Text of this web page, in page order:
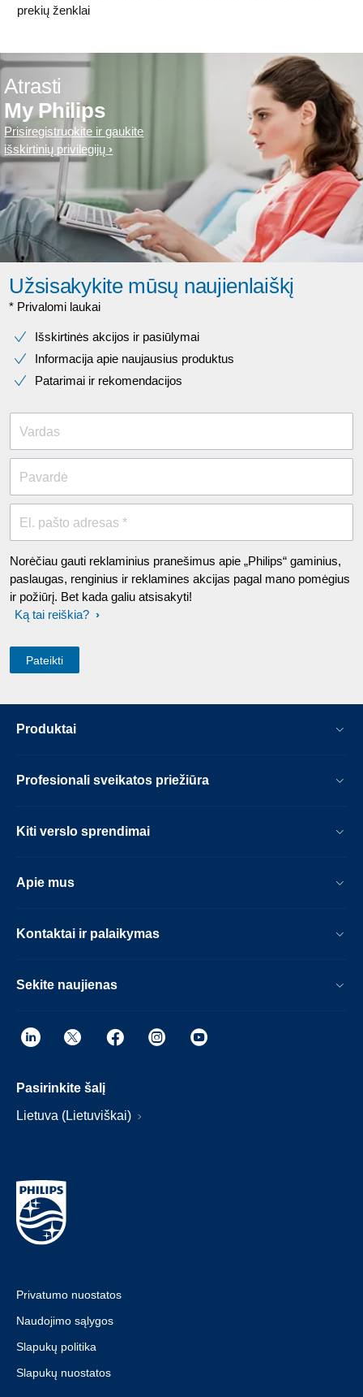
prekių ženklai
Atrasti
My Philips
Prisiregistruokite ir gaukite
išskirtinių privilegijų
Užsisakykite mūsų naujienlaiškį
* Privalomi laukai​
Išskirtinės akcijos ir pasiūlymai
Informacija apie naujausius produktus
Patarimai ir rekomendacijos
Vardas
Pavardė
El. pašto adresas *
Norėčiau gauti reklaminius pranešimus apie „Philips“ gaminius,
paslaugas, renginius ir reklamines akcijas pagal mano pomėgius
ir požiūrį. Bet kada galiu atsisakyti!
Ką tai reiškia?
Produktai
Profesionali sveikatos priežiūra
Kiti verslo sprendimai
Apie mus
Kontaktai ir palaikymas
Sekite naujienas
Pasirinkite šalį
Lietuva (Lietuviškai)
Privatumo nuostatos
Naudojimo sąlygos
Slapukų politika
Slapukų nuostatos